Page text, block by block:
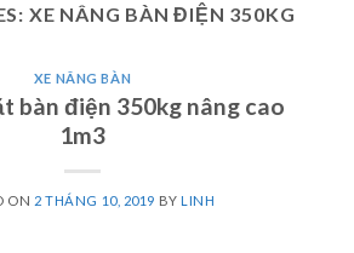
XE NÂNG BÀN ĐIỆN 350KG
XE NÂNG BÀN
bàn điện 350kg nâng cao
1m3
ON 2 THÁNG 10, 2019 BYLINH